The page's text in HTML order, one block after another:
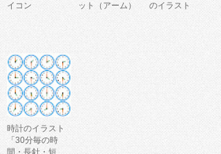
イコン
ット（アーム）
のイラスト
時計のイラスト
「30分毎の時